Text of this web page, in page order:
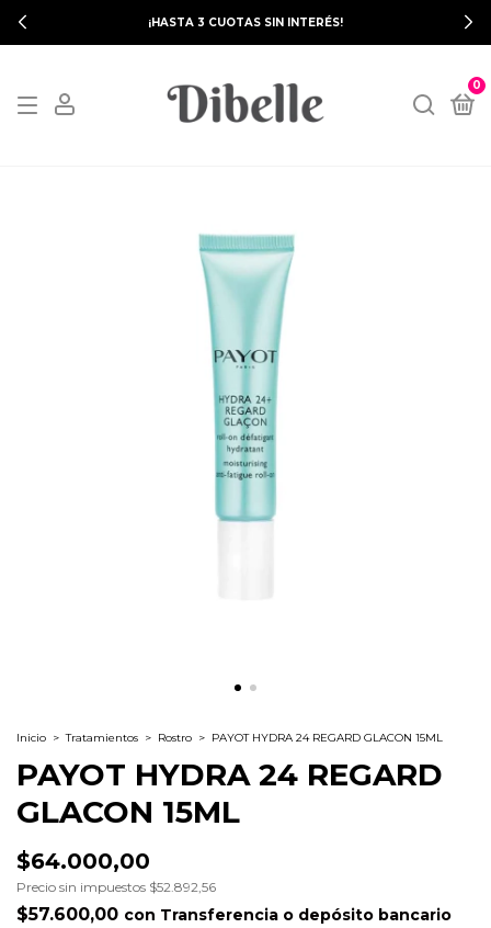
¡HASTA 3 CUOTAS SIN INTERÉS!
0
Inicio > Tratamientos > Rostro > PAYOT HYDRA 24 REGARD GLACON 15ML
PAYOT HYDRA 24 REGARD
GLACON 15ML
$64.000,00
Precio sin impuestos $52.892,56
$57.600,00 con Transferencia o depósito bancario